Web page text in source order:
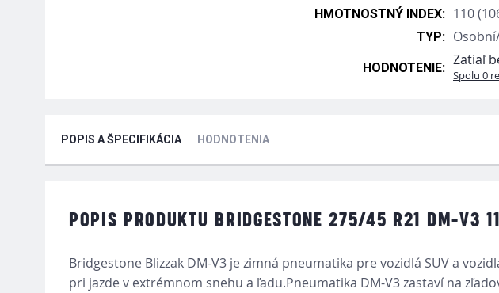
HMOTNOSTNÝ INDEX: 110
TYP:
HODNOTENIE: Zatiaľ
Spolu 0
POPIS A ŠPECIFIKÁCIA HODNOTENIA
POPIS PRODUKTU BRIDGESTONE 275/45 R21 DM-V3
Bridgestone Blizzak DM-V3 je zimná pneumatika pre vozidlá SUV a
pri jazde v extrémnom snehu a ľadu.Pneumatika DM-V3 zastaví na